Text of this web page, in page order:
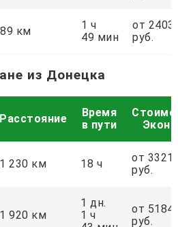
89 км
1 ч
49 мин
от 2403
руб.
из Донецка
Расстояние
Время
в пути
1 230 км 18 ч
от
руб.
1 920 км
1 дн.
1 ч
от
руб.